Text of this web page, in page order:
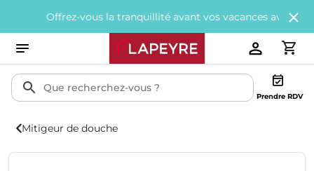
vous la tranquillité avant vos vacances avec200€ offerts
Prendre RDV
Mitigeur de douche